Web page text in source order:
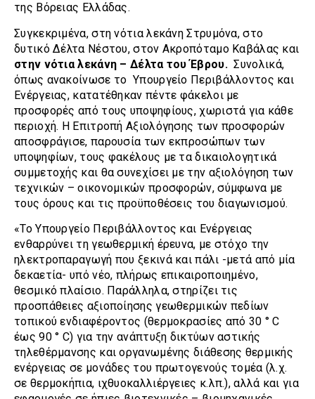
της Βόρειας Ελλάδας.
Συγκεκριμένα, στη νότια λεκάνη Στρυμόνα, στο
δυτικό Δέλτα Νέστου, στον Ακροπόταμο Καβάλας και
στην νότια λεκάνη – Δέλτα του Έβρου. Συνολικά,
όπως ανακοίνωσε το Υπουργείο Περιβάλλοντος και
Ενέργειας, κατατέθηκαν πέντε φάκελοι με
προσφορές από τους υποψηφίους, χωριστά για κάθε
περιοχή. Η Επιτροπή Αξιολόγησης των προσφορών
αποσφράγισε, παρουσία των εκπροσώπων των
υποψηφίων, τους φακέλους με τα δικαιολογητικά
συμμετοχής και θα συνεχίσει με την αξιολόγηση των
τεχνικών – οικονομικών προσφορών, σύμφωνα με
τους όρους και τις προϋποθέσεις του διαγωνισμού.
«Το Υπουργείο Περιβάλλοντος και Ενέργειας
ενθαρρύνει τη γεωθερμική έρευνα, με στόχο την
ηλεκτροπαραγωγή που ξεκινά και πάλι -μετά από μία
δεκαετία- υπό νέο, πλήρως επικαιροποιημένο,
θεσμικό πλαίσιο. Παράλληλα, στηρίζει τις
προσπάθειες αξιοποίησης γεωθερμικών πεδίων
τοπικού ενδιαφέροντος (θερμοκρασίες από 30 ° C
έως 90 ° C) για την ανάπτυξη δικτύων αστικής
τηλεθέρμανσης και οργανωμένης διάθεσης θερμικής
ενέργειας σε μονάδες του πρωτογενούς τομέα (λ.χ.
σε θερμοκήπια, ιχθυοκαλλιέργειες κ.λπ.), αλλά και για